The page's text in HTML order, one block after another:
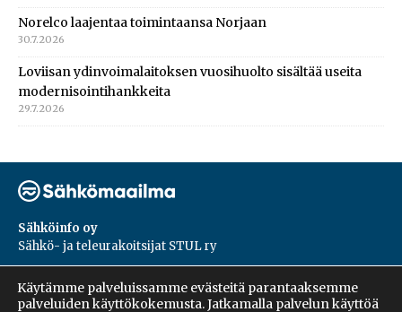
Norelco laajentaa toimintaansa Norjaan
30.7.2026
Loviisan ydinvoimalaitoksen vuosihuolto sisältää useita
modernisointihankkeita
29.7.2026
Sähköinfo oy
Sähkö- ja teleurakoitsijat STUL ry
PL 55, 02601, Espoo
Harakantie 18 B
Käytämme palveluissamme evästeitä parantaaksemme
palveluiden käyttökokemusta. Jatkamalla palvelun käyttöä